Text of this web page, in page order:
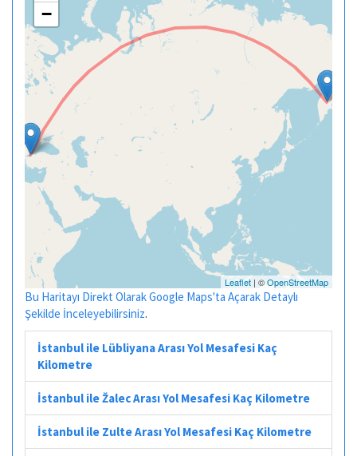
−
Leaflet | ©OpenStreetMap
Bu Haritayı Direkt Olarak Google Maps'ta Açarak Detaylı
Şekilde İnceleyebilirsiniz.
İstanbul ile Lübliyana Arası Yol Mesafesi Kaç
Kilometre
İstanbul ile Žalec Arası Yol Mesafesi Kaç Kilometre
İstanbul ile Zulte Arası Yol Mesafesi Kaç Kilometre